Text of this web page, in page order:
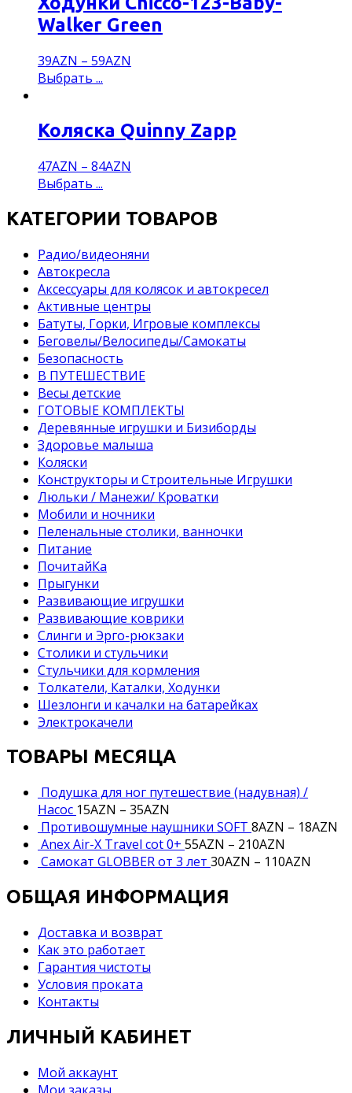
Walker Green
39AZN – 59AZN
Выбрать ...
Коляска Quinny Zapp
47AZN – 84AZN
Выбрать ...
КАТЕГОРИИ ТОВАРОВ
Pадио/видеоняни
Автокресла
Аксессуары для колясок и автокресел
Активные центры
Батуты, Горки, Игровые комплексы
Беговелы/Велосипеды/Самокаты
Безопасность
В ПУТЕШЕСТВИЕ
Весы детские
ГОТОВЫЕ КОМПЛЕКТЫ
Деревянные игрушки и Бизиборды
Здоровье малыша
Коляски
Конструкторы и Строительные Игрушки
Люльки / Манежи/ Кроватки
Мобили и ночники
Пеленальные столики, ванночки
Питание
ПочитайКа
Прыгунки
Развивающие игрушки
Развивающие коврики
Слинги и Эрго-рюкзаки
Столики и стульчики
Стульчики для кормления
Толкатели, Каталки, Ходунки
Шезлонги и качалки на батарейках
Электрокачели
ТОВАРЫ МЕСЯЦА
Подушка для ног путешествие (надувная) /
Насос 15AZN – 35AZN
Противошумные наушники SOFT 8AZN – 18AZN
Anex Air-X Travel cot 0+ 55AZN – 210AZN
Самокат GLOBBER от 3 лет 30AZN – 110AZN
ОБЩАЯ ИНФОРМАЦИЯ
Доставка и возврат
Как это работает
Гарантия чистоты
Условия проката
Контакты
ЛИЧНЫЙ КАБИНЕТ
Мой аккаунт